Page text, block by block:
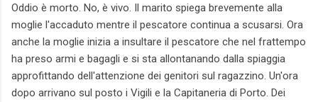
Oddio è morto. No, è vivo. Il marito spiega brevemente alla
moglie l'accaduto mentre il pescatore continua a scusarsi. Ora
anche la moglie inizia a insultare il pescatore che nel frattempo
ha preso armi e bagagli e si sta allontanando dalla spiaggia
approfittando dell'attenzione dei genitori sul ragazzino. Un'ora
dopo arrivano sul posto i Vigili e la Capitaneria di Porto. Dei